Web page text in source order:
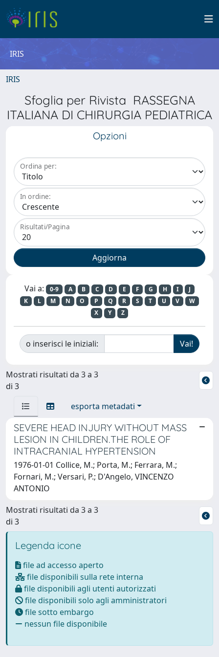
IRIS
IRIS
Sfoglia per Rivista RASSEGNA
ITALIANA DI CHIRURGIA PEDIATRICA
Opzioni
Ordina per:
In ordine:
Risultati/Pagina
Vai a: 0-9 A B C D E F G H I
J
K
L M N O P Q R S T U V
W
X
Y Z
o inserisci le iniziali:
Mostrati risultati da 3 a 3
di 3
esporta metadati
SEVERE HEAD INJURY WITHOUT MASS
LESION IN CHILDREN.THE ROLE OF
INTRACRANIAL HYPERTENSION
1976-01-01 Collice, M.; Porta, M.; Ferrara, M.;
Fornari, M.; Versari, P.; D'Angelo, VINCENZO
ANTONIO
Mostrati risultati da 3 a 3
di 3
Legenda icone
file ad accesso aperto
file disponibili sulla rete interna
file disponibili agli utenti autorizzati
file disponibili solo agli amministratori
file sotto embargo
nessun file disponibile